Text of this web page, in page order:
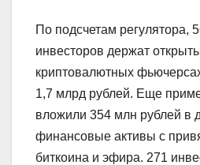
По подсчетам регулятора,
инвесторов держат
криптовалютных
1,7 млрд рублей. Еще
вложили 354 млн рублей в
финансовые активы с
биткоина и эфира. 271